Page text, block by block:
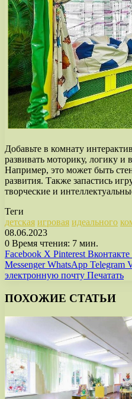
Добавьте в комнату
развивать моторику, логику и
Например, это может быть
развития. Также запастись
творческие и
Теги
детская игровая идеального
08.06.2023
0 Время чтения: 7 мин.
Facebook X Pinterest Вконтакте
Messenger WhatsApp Telegram
электронную почту Печатать
ПОХОЖИЕ СТАТЬИ